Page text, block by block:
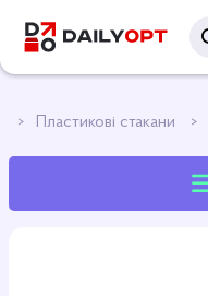
Пластикові стакани